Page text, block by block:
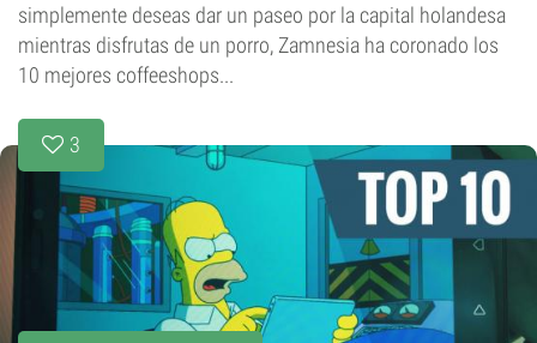
simplemente deseas dar un paseo por la capital holandesa
mientras disfrutas de un porro, Zamnesia ha coronado los
10 mejores coffeeshops...
3